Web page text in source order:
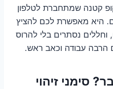
קטנה שמתחברת לטלפון
היא מאפשרת לכם להציץ
וחללים נסתרים בלי להרוס
הרבה עבודה וכאב ראש.
סימני זיהוי